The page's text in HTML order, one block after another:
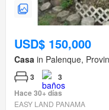
USD$ 150,000
Casa in Palenque,
3
3
Hace 30+ días
EASY LAND PANAMA